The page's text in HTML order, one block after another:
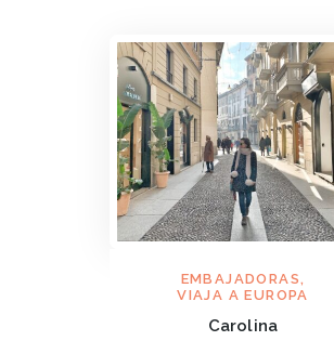
EMBAJADORAS ,
VIAJA A EUROPA
Carolina